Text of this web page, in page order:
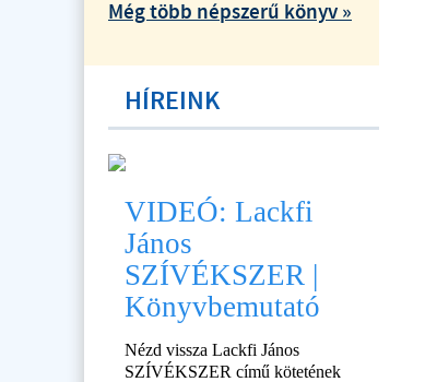
Még több népszerű könyv »
HÍREINK
VIDEÓ: Lackfi
János
SZÍVÉKSZER |
Könyvbemutató
Nézd vissza Lackfi János
SZÍVÉKSZER című kötetének